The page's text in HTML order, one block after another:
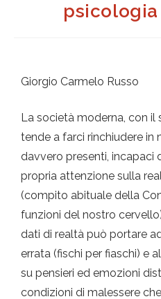
Giorgio Carmelo Russo
La società moderna, con
tende a farci rinchiudere in
davvero presenti, incapaci
propria attenzione sulla
(compito abituale della
funzioni del nostro
dati di realtà può portare
errata (fischi per fiaschi) e
su pensieri ed emozioni
condizioni di malessere